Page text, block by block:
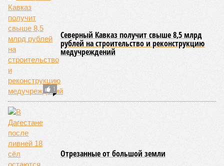
1
Северный Кавказ получит свыше 8,5 млрд
рублей на строительство и реконструкцию
медучреждений
Отрезанные от большой земли